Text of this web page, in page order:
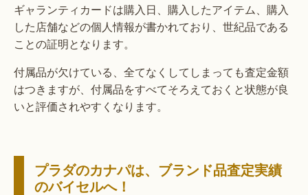
ギャランティカードは購入日、購入したアイテム、購入
した店舗などの個人情報が書かれており、世紀品である
ことの証明となります。
付属品が欠けている、全てなくしてしまっても査定金額
はつきますが、付属品をすべてそろえておくと状態が良
いと評価されやすくなります。
プラダのカナパは、ブランド品査定実績
のバイセルへ！